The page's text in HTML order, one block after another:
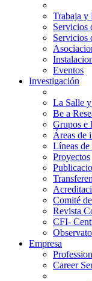
Trabaja y
Servicios
Servicios
Eventos
Investigación
La Salle
Be a
Grupos e
Áreas de
Líneas
Proyectos
Comité
Revista
CFI-
Empresa
Career